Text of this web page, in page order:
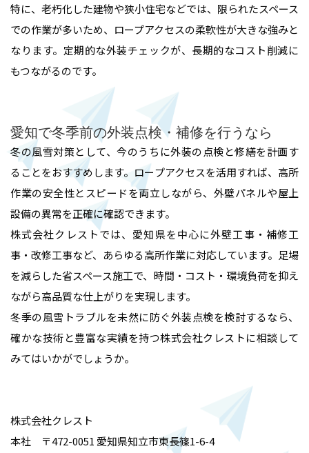
特に、老朽化した建物や狭小住宅などでは、限られたスペース
での作業が多いため、ロープアクセスの柔軟性が大きな強みと
なります。定期的な外装チェックが、長期的なコスト削減に
もつながるのです。
愛知で冬季前の外装点検・補修を行うなら
冬の風雪対策として、今のうちに外装の点検と修繕を計画す
ることをおすすめします。ロープアクセスを活用すれば、高所
作業の安全性とスピードを両立しながら、外壁パネルや屋上
設備の異常を正確に確認できます。
株式会社クレストでは、愛知県を中心に外壁工事・補修工
事・改修工事など、あらゆる高所作業に対応しています。足場
を減らした省スペース施工で、時間・コスト・環境負荷を抑え
ながら高品質な仕上がりを実現します。
冬季の風雪トラブルを未然に防ぐ外装点検を検討するなら、
確かな技術と豊富な実績を持つ株式会社クレストに相談して
みてはいかがでしょうか。
株式会社クレスト
本社 〒472-0051 愛知県知立市東長篠1-6-4